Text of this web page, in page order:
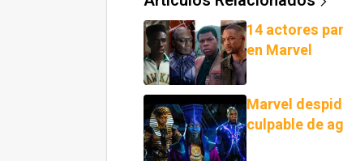
14 actores
en Marvel
Marvel
culpable de